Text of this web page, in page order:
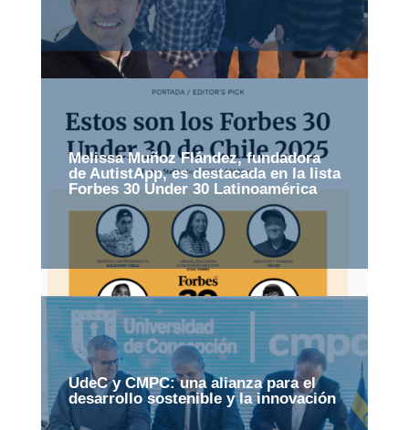
Melissa Muñoz Flández, fundadora
de AutistApp, es destacada en la lista
Forbes 30 Under 30 Latinoamérica
UdeC y CMPC: una alianza para el
desarrollo sostenible y la innovación